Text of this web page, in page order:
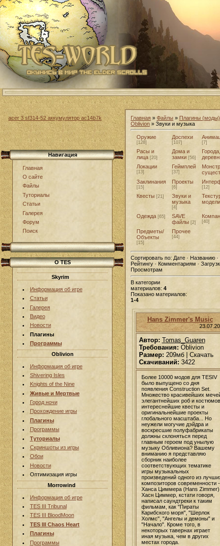
acer 3 sf314-52 аккумулятор ac14b7k
Навигация
Главная
О сайте
Файлы
Туториалы
Статьи
Галерея
Форум
Поиск
О TES
Skyrim
Информация об игре
Статьи
Галерея
Видео
Новости
Плагины
Программы
Oblivion
Информация об игре
Shivering Isles
Knights of the Nine
Живые и Мертвые
Город ночи
Прохождение игры
Плагины
Программы
Туториалы
Скриншоты из игры
Обои
Новости
Оптимизация игры
Morrowind
Информация об игре
TES III Tribunal
TES III BloodMoon
TES III Chaos Heart
Плагины
Программы
Главная » Файлы » Плагины
Oblivion » Звуки и музыка
Оружие
[128]
Доспехи
[107] [7]
Расы и
лица [20]
Дома и
замки [56]
Города,
Локации
[13]
Геймплей
[37]
Заклинания
[15]
Проекты
[6] [12]
Квесты [21]
Звуки и
музыка
[4]
модели
Одежда [65]
SAVE
файлы [2] [40]
Предметы/
Объекты
[15]
Прочее
[44]
Сортировать по: Дате · Названию ·
Рейтингу · Комментариям ·
Просмотрам
В категории
материалов: 4
Показано материалов:
1-4
Hans Zimmer's Music
Автор: Tomas_Guaren
Требования: Oblivion
Размер: 209мб | Скачать
Скачиваний: 3422
Более 10000 модов для TESIV
было выпущено со дня
появления Construction Set.
Множество красивейших
элегантнейших роб и
интереснейшие квесты и
оригинальнейшие проекты
глобального масштаба... Но
неужели могучие дэйдра и
воскресшие полуфабрикаты
должны склоняться перед
главным героем под унылую
музыку Обливиона? Вашему
вниманию я представляю
сборник наиболее
соответствующих тематике
игры музыкальных
произведений одного из
композиторов современности -
Ханса Циммера (Hans
Хасн Циммер, кстати говоря,
написал саундтреки к таким
фильмам, как "Пираты
Карибского моря", "Шерлок
Холмс", "Ангелы и демоны" и
"Начало". Кроме того, в
некоторых тавернах играет
иная музыка, чем в других
местах города.